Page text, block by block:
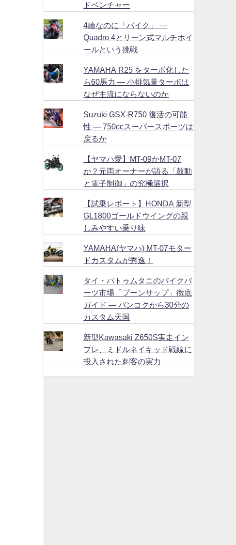
ドベンチャー
4輪なのに「バイク」 ―
Quadro 4とリーン式マルチホイ
ールという挑戦
YAMAHA R25 をターボ化した
ら60馬力 ― 小排気量ターボは
なぜ主流にならないのか
Suzuki GSX-R750 復活の可能
性 ― 750ccスーパースポーツは
戻るか
【ヤマハ愛】MT-09かMT-07
か？元両オーナーが語る「鼓動
と電子制御」の究極選択
【試乗レポート】HONDA 新型
GL1800ゴールドウイングの親
しみやすい乗り味
YAMAHA(ヤマハ) MT-07モター
ドカスタムが秀逸！
タイ・パトゥムタニのバイクパ
ーツ市場「プーンサップ」徹底
ガイド ― バンコクから30分の
カスタム天国
新型Kawasaki Z650S実走イン
プレ、ミドルネイキッド戦線に
投入された刺客の実力